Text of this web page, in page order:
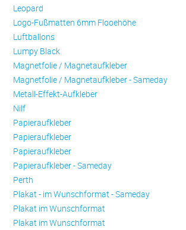
Leopard
Logo-Fußmatten 6mm Flooehöhe
Luftballons
Lumpy Black
Magnetfolie / Magnetaufkleber
Magnetfolie / Magnetaufkleber - Sameday
Metall-Effekt-Aufkleber
Nilf
Papieraufkleber
Papieraufkleber
Papieraufkleber
Papieraufkleber - Sameday
Perth
Plakat - im Wunschformat - Sameday
Plakat im Wunschformat
Plakat im Wunschformat